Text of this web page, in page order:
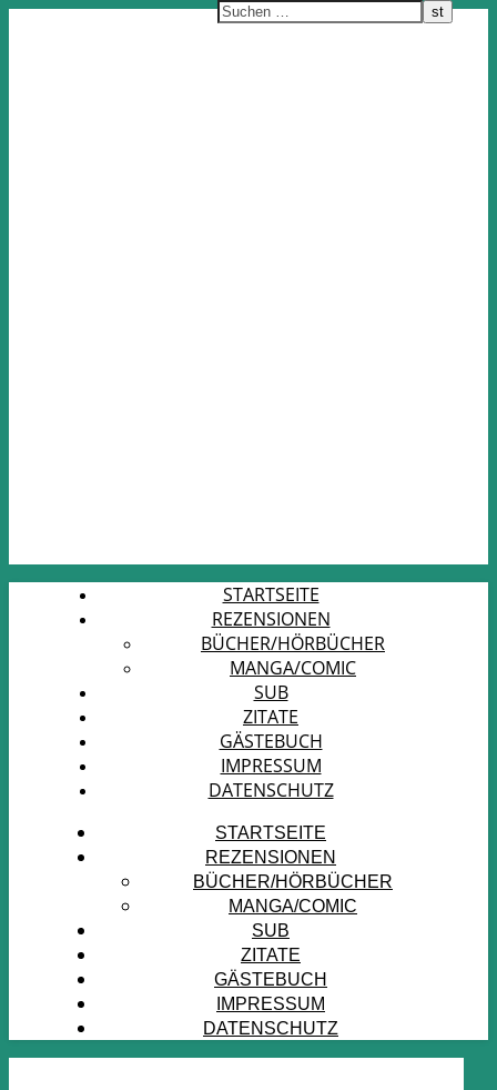
STARTSEITE
REZENSIONEN
BÜCHER/HÖRBÜCHER
MANGA/COMIC
SUB
ZITATE
GÄSTEBUCH
IMPRESSUM
DATENSCHUTZ
STARTSEITE
REZENSIONEN
BÜCHER/HÖRBÜCHER
MANGA/COMIC
SUB
ZITATE
GÄSTEBUCH
IMPRESSUM
DATENSCHUTZ